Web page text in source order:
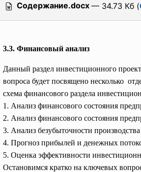
Содержание.docx — 34.73 Кб (
3.3. Финансовый анализ
Данный раздел инвестиционного
вопроса будет посвящено несколько
схема финансового раздела
1. Анализ финансового состояния
2. Анализ финансового состояния
3. Анализ безубыточности
4. Прогноз прибылей и денежных
5. Оценка эффективности
Остановимся кратко на ключевых